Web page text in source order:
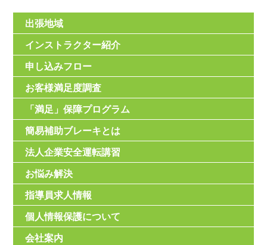
出張地域
インストラクター紹介
申し込みフロー
お客様満足度調査
「満足」保障プログラム
簡易補助ブレーキとは
法人企業安全運転講習
お悩み解決
指導員求人情報
個人情報保護について
会社案内